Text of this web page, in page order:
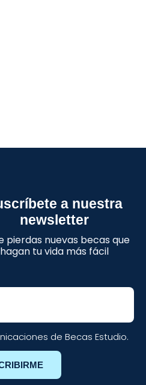
a nuestra
newsletter
pierdas nuevas becas que
hagan tu vida más fácil
de Becas Estudio.